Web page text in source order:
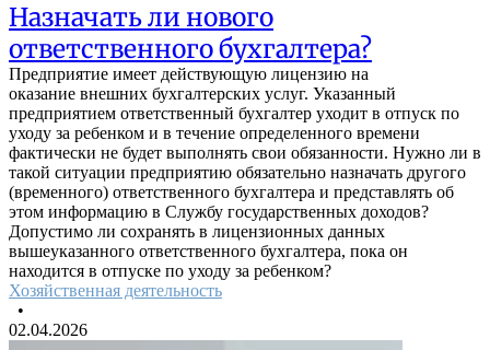
Назначать ли нового
ответственного бухгалтера?
Предприятие имеет действующую лицензию на
оказание внешних бухгалтерских услуг. Указанный
предприятием ответственный бухгалтер уходит в отпуск по
уходу за ребенком и в течение определенного времени
фактически не будет выполнять свои обязанности. Нужно ли в
такой ситуации предприятию обязательно назначать другого
(временного) ответственного бухгалтера и представлять об
этом информацию в Службу государственных доходов?
Допустимо ли сохранять в лицензионных данных
вышеуказанного ответственного бухгалтера, пока он
находится в отпуске по уходу за ребенком?
Хозяйственная деятельность
•
02.04.2026